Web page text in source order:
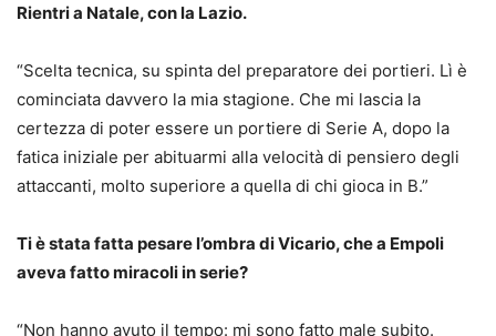
Rientri a Natale, con la Lazio.
“Scelta tecnica, su spinta del preparatore dei portieri. Lì è
cominciata davvero la mia stagione. Che mi lascia la
certezza di poter essere un portiere di Serie A, dopo la
fatica iniziale per abituarmi alla velocità di pensiero degli
attaccanti, molto superiore a quella di chi gioca in B.”
Ti è stata fatta pesare l’ombra di Vicario, che a Empoli
aveva fatto miracoli in serie?
“Non hanno avuto il tempo: mi sono fatto male subito.